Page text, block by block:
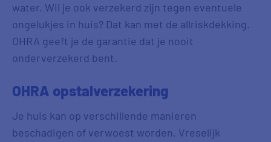
water. Wil je ook verzekerd zijn tegen eventuele
ongelukjes in huis? Dat kan met de allriskdekking.
OHRA geeft je de garantie dat je nooit
onderverzekerd bent.
OHRA opstalverzekering
Je huis kan op verschillende manieren
beschadigen of verwoest worden. Vreselijk